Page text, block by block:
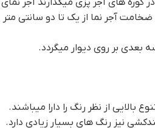
های آجر پزی میگذارند آجر نمای
آجر نما از یک تا دو سانتی متر
بر روی دیوار میگردد.
بالایی از نظر رنگ را دارا میباشند.
نیز رنگ های بسیار زیادی دارد.